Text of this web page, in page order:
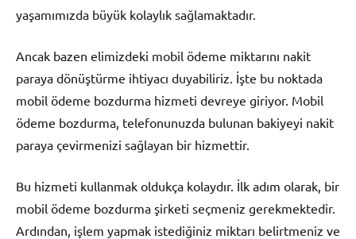
yaşamımızda büyük kolaylık sağlamaktadır.
Ancak bazen elimizdeki mobil ödeme miktarını nakit
paraya dönüştürme ihtiyacı duyabiliriz. İşte bu noktada
mobil ödeme bozdurma hizmeti devreye giriyor. Mobil
ödeme bozdurma, telefonunuzda bulunan bakiyeyi nakit
paraya çevirmenizi sağlayan bir hizmettir.
Bu hizmeti kullanmak oldukça kolaydır. İlk adım olarak, bir
mobil ödeme bozdurma şirketi seçmeniz gerekmektedir.
Ardından, işlem yapmak istediğiniz miktarı belirtmeniz ve